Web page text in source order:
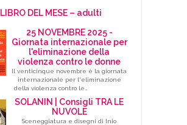
LIBRO DEL MESE – adulti
25 NOVEMBRE 2025 -
Giornata internazionale per
l'eliminazione della
violenza contro le donne
Il venticinque novembre è la giornata
internazionale per l'eliminazione
della violenza contro le…
SOLANIN | Consigli TRA LE
NUVOLE
Sceneggiatura e disegni di Inio